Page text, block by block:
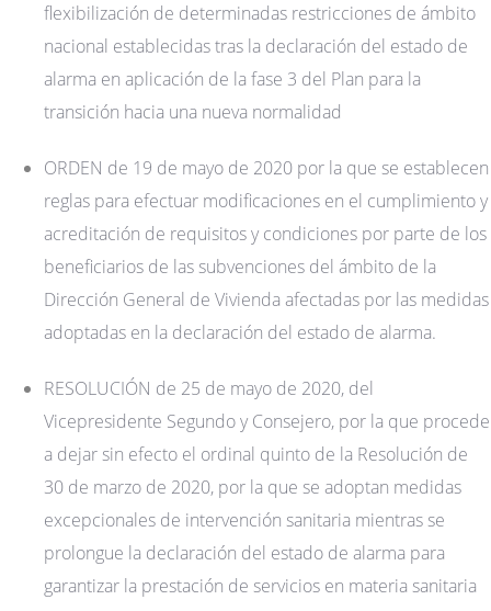
flexibilización de determinadas restricciones de ámbito
nacional establecidas tras la declaración del estado de
alarma en aplicación de la fase 3 del Plan para la
transición hacia una nueva normalidad
ORDEN de 19 de mayo de 2020 por la que se establecen
reglas para efectuar modificaciones en el cumplimiento y
acreditación de requisitos y condiciones por parte de los
beneficiarios de las subvenciones del ámbito de la
Dirección General de Vivienda afectadas por las medidas
adoptadas en la declaración del estado de alarma.
RESOLUCIÓN de 25 de mayo de 2020, del
Vicepresidente Segundo y Consejero, por la que procede
a dejar sin efecto el ordinal quinto de la Resolución de
30 de marzo de 2020, por la que se adoptan medidas
excepcionales de intervención sanitaria mientras se
prolongue la declaración del estado de alarma para
garantizar la prestación de servicios en materia sanitaria